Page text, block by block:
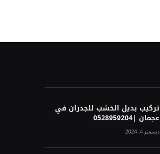
تركيب بديل الخشب للجدران في
عجمان |0528959204
ديسمبر 4, 2024